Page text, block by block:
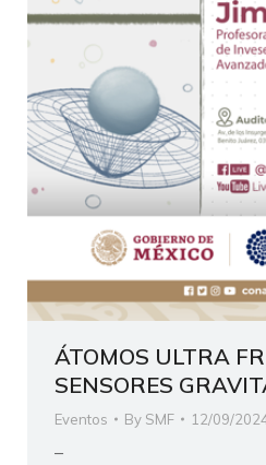
ÁTOMOS ULTRA
SENSORES
Eventos By SMF 12/09/
–